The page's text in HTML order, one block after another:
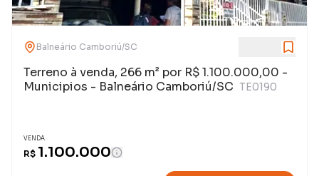
Balneário Camboriú/SC
Terreno à venda, 266 m² por R$ 1.100.000,00 -
Municipios - Balneário Camboriú/SC TE0190
VENDA
R$ 1.100.000